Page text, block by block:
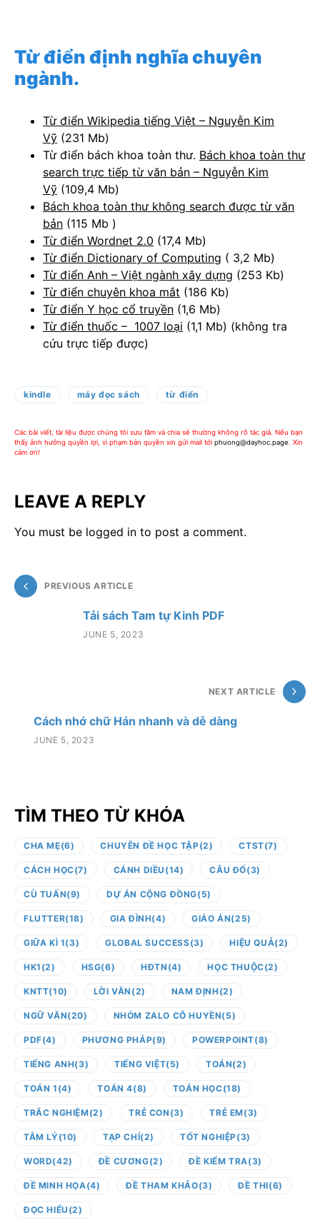
Từ điển định nghĩa chuyên
ngành.
Từ điển Wikipedia tiếng Việt – Nguyễn Kim
Vỹ (231 Mb)
Từ điển bách khoa toàn thư. Bách khoa toàn thư
search trực tiếp từ văn bản – Nguyễn Kim
Vỹ (109,4 Mb)
Bách khoa toàn thư không search được từ văn
bản (115 Mb )
Từ điển Wordnet 2.0 (17,4 Mb)
Từ điển Dictionary of Computing ( 3,2 Mb)
Từ điển Anh – Việt ngành xây dựng (253 Kb)
Từ điển chuyên khoa mắt (186 Kb)
Từ điển Y học cổ truyền (1,6 Mb)
Từ điển thuốc – 1007 loại (1,1 Mb) (không tra
cứu trực tiếp được)
kindle máy đọc sách từ điển
Các bài viết, tài liệu được chúng tôi sưu tầm và chia sẻ thường không rõ tác giả. Nếu bạn
thấy ảnh hưởng quyền lợi, vi phạm bản quyền xin gửi mail tới phuong@dayhoc.page . Xin
cám ơn!
LEAVE A REPLY
You must be logged in to post a comment.
PREVIOUS ARTICLE
Tải sách Tam tự Kinh PDF
JUNE 5, 2023
NEXT ARTICLE
Cách nhớ chữ Hán nhanh và dễ dàng
JUNE 5, 2023
TÌM THEO TỪ KHÓA
CHA MẸ(6) CHUYÊN ĐỀ HỌC TẬP(2) CTST(7)
CÁCH HỌC(7) CÁNH DIỀU (14) CÂU ĐỐ(3)
CÙ TUẤN(9) DỰ ÁN CỘNG ĐỒNG(5)
FLUTTER(18) GIA ĐÌNH(4) GIÁO ÁN(25)
GIỮA KÌ 1(3) GLOBAL SUCCESS(3) HIỆU QUẢ(2)
HK1 (2) HSG(6) HĐTN (4) HỌC THUỘC(2)
KNTT(10) LỜI VĂN (2) NAM ĐỊNH(2)
NGỮ VĂN(20) NHÓM ZALO CÔ HUYỀN(5)
PDF(4) PHƯƠNG PHÁP(9) POWERPOINT(8)
TIẾNG ANH(3) TIẾNG VIỆT(5) TOÁN(2)
TOÁN 1 (4) TOÁN 4(8) TOÁN HỌC(18)
TRẮC NGHIỆM(2) TRẺ CON (3) TRẺ EM(3)
TÂM LÝ(10) TẠP CHÍ(2) TỐT NGHIỆP(3)
WORD(42) ĐỀ CƯƠNG(2) ĐỀ KIỂM TRA(3)
ĐỀ MINH HỌA(4) ĐỀ THAM KHẢO(3) ĐỀ THI(6)
ĐỌC HIỂU (2)